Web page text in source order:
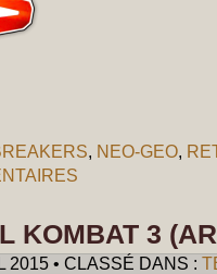
, NEO-GEO,
KOMBAT 3
2015 • CLASSÉ DANS :